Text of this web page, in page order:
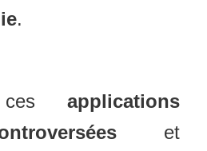
.
ces applications
et